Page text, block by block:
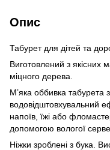
Опис
Табурет для дітей та
Виготовлений з якісних
міцного дерева.
М’яка оббивка
водовідштовхувальний
напоїв, їжі або
допомогою вологої
Ніжки зроблені з бука.